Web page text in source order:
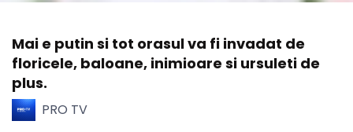
Mai e putin si tot orasul va fi invadat de
floricele, baloane, inimioare si ursuleti de
plus.
PRO TV